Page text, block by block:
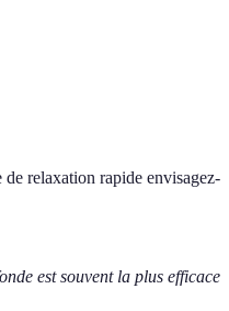
relaxation rapide envisagez-
est souvent la plus efficace